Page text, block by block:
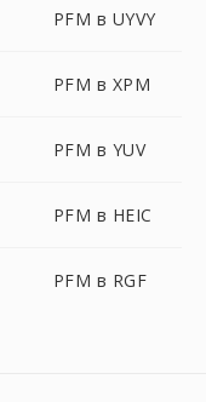
PFM в UYVY
PFM в XPM
PFM в YUV
PFM в HEIC
PFM в RGF